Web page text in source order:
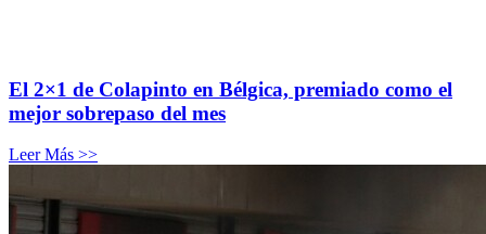
El 2×1 de Colapinto en Bélgica, premiado como el
mejor sobrepaso del mes
Leer Más >>